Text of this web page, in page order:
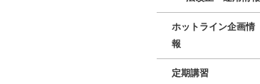
ホットライン企画情
報
定期講習